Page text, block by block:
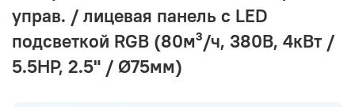
управ. / лицевая панель с LED
подсветкой RGB (80м³/ч, 380В, 4кВт /
5.5HP, 2.5" / Ø75мм)